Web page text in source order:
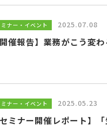
サイトマップ 利用
ナー・イベント 2025.07.08
開催報告】業務がこう変
ナー・イベント 2025.05.23
セミナー開催レポート】